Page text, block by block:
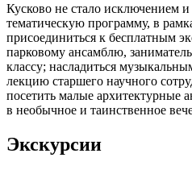
Кусково не стало исключением
тематическую программу, в
присоединиться к бесплатным
парковому ансамблю,
классу; насладиться
лекцию старшего научного
посетить малые архитектурные
в необычное и таинственное
Экскурсии